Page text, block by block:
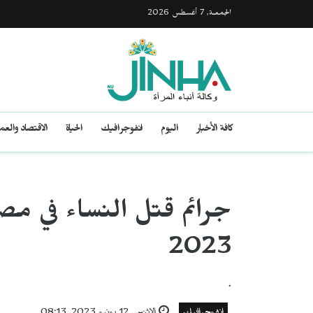
الجمعـة, 7 أغسطس 2026
كافة الأخبار اليوم انفوجرافيك الحياة الاقتصاد
جرائم قتل النساء في
2023
.